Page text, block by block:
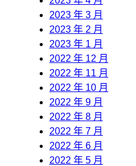
2023 年 3 月
2023 年 2 月
2023 年 1 月
2022 年 12 月
2022 年 11 月
2022 年 10 月
2022 年 9 月
2022 年 8 月
2022 年 7 月
2022 年 6 月
2022 年 5 月